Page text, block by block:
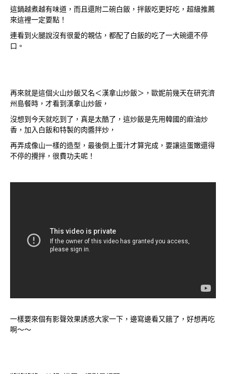
這鍋越煮越有味道，而且還附二碗白飯，拌飯吃更好吃，超級推薦
來這裡一定要點！
連看到火腿說沒有很愛的親估， 都配了白飯的吃了一大碗還不停
口。
再來就是這個火山炒飯又名＜漢拿山炒飯＞，歐妮前幾天在研究濟
州島餐時，才看到漢拿山炒飯，
沒想到今天就吃到了，真是太酷了，這炒飯是先用韓國的麻油炒
香，加入白飯和特製的肉醬拌炒，
再弄成像山一樣的造型，最後倒上蛋汁才算完成，要讓這蛋嫩還得
不停的攪拌，很費功夫呢！
一樣要來個有影聲效果誘惑大家一下，邊寫邊看又餓了，好想再吃
啊～～